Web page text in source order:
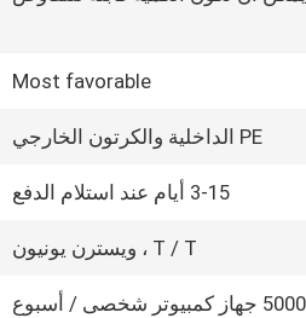
Most favorable
PE الداخلية والكرتون الخارجي
3-15 أيام عند استلام الدفع
T / T ، ويسترن يونيون
شخصى / أسبوع